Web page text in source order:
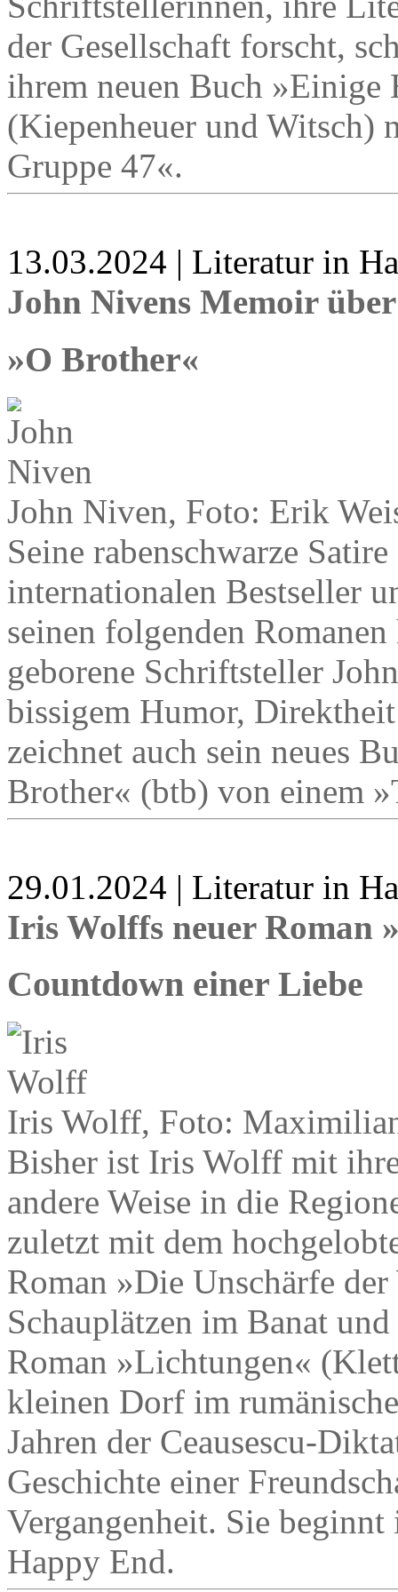
der Gesellschaft forscht,
ihrem neuen Buch »Einige
(Kiepenheuer und Witsch)
Gruppe 47«.
13.03.2024 | Literatur in
John Nivens Memoir
»O Brother«
John Niven, Foto: Erik
Seine rabenschwarze
internationalen Bestseller
seinen folgenden
geborene Schriftsteller
bissigem Humor,
zeichnet auch sein neues
Brother« (btb) von einem
29.01.2024 | Literatur in
Iris Wolffs neuer Roman
Countdown einer Liebe
Iris Wolff, Foto:
Bisher ist Iris Wolff mit
andere Weise in die
zuletzt mit dem
Roman »Die Unschärfe
Schauplätzen im Banat
Roman »Lichtungen«
kleinen Dorf im
Jahren der Ceausescu-
Geschichte einer
Vergangenheit. Sie
Happy End.